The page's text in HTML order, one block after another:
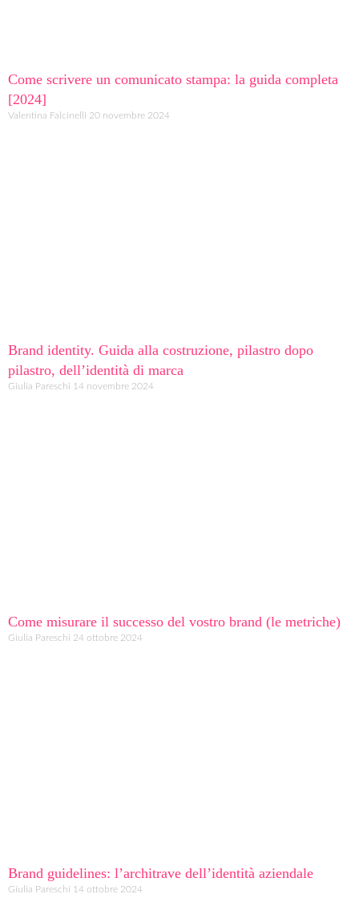
Come scrivere un comunicato stampa: la guida completa
[2024]
Valentina Falcinelli 20 novembre 2024
Brand identity. Guida alla costruzione, pilastro dopo
pilastro, dell’identità di marca
Giulia Pareschi 14 novembre 2024
Come misurare il successo del vostro brand (le metriche)
Giulia Pareschi 24 ottobre 2024
Brand guidelines: l’architrave dell’identità aziendale
Giulia Pareschi 14 ottobre 2024